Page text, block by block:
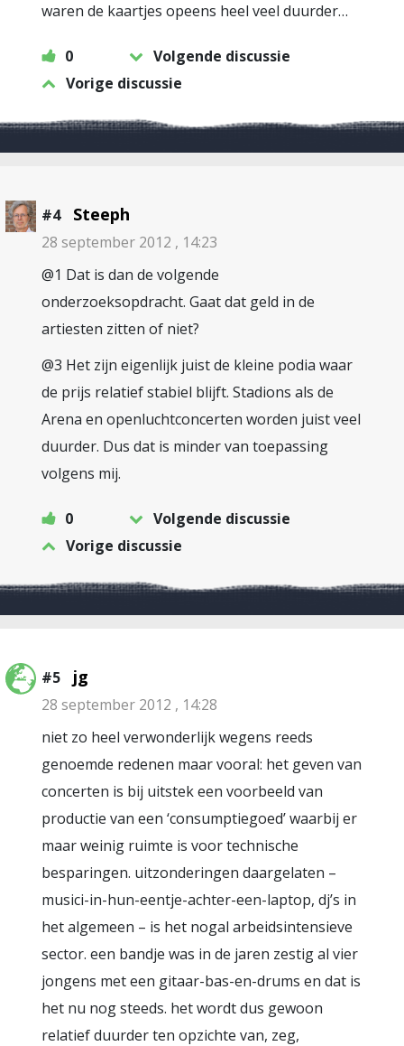
waren de kaartjes opeens heel veel duurder…
0
Volgende discussie
Vorige discussie
#4 Steeph
28 september 2012 , 14:23
@1 Dat is dan de volgende
onderzoeksopdracht. Gaat dat geld in de
artiesten zitten of niet?
@3 Het zijn eigenlijk juist de kleine podia waar
de prijs relatief stabiel blijft. Stadions als de
Arena en openluchtconcerten worden juist veel
duurder. Dus dat is minder van toepassing
volgens mij.
0
Volgende discussie
Vorige discussie
#5 jg
28 september 2012 , 14:28
niet zo heel verwonderlijk wegens reeds
genoemde redenen maar vooral: het geven van
concerten is bij uitstek een voorbeeld van
productie van een ‘consumptiegoed’ waarbij er
maar weinig ruimte is voor technische
besparingen. uitzonderingen daargelaten –
musici-in-hun-eentje-achter-een-laptop, dj’s in
het algemeen – is het nogal arbeidsintensieve
sector. een bandje was in de jaren zestig al vier
jongens met een gitaar-bas-en-drums en dat is
het nu nog steeds. het wordt dus gewoon
relatief duurder ten opzichte van, zeg,